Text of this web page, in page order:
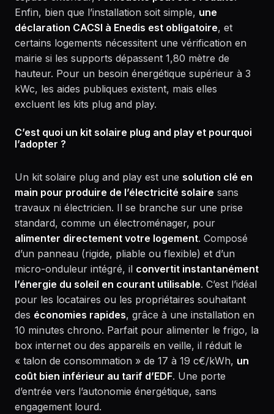
Enfin, bien que l’installation soit simple, une
déclaration CACSI à Enedis est obligatoire, et
certains logements nécessitent une vérification en
mairie si les supports dépassent 1,80 mètre de
hauteur. Pour un besoin énergétique supérieur à 3
kWc, les aides publiques existent, mais elles
excluent les kits plug and play.
C’est quoi un kit solaire plug and play et pourquoi
l’adopter ?
Un kit solaire plug and play est une solution clé en
main pour produire de l’électricité solaire sans
travaux ni électricien. Il se branche sur une prise
standard, comme un électroménager, pour
alimenter directement votre logement. Composé
d’un panneau (rigide, pliable ou flexible) et d’un
micro-onduleur intégré, il convertit instantanément
l’énergie du soleil en courant utilisable. C’est l’idéal
pour les locataires ou les propriétaires souhaitant
des économies rapides, grâce à une installation en
10 minutes chrono. Parfait pour alimenter le frigo, la
box internet ou des appareils en veille, il réduit le
« talon de consommation » de 17 à 19 c€/kWh, un
coût bien inférieur au tarif d’EDF. Une porte
d’entrée vers l’autonomie énergétique, sans
engagement lourd.